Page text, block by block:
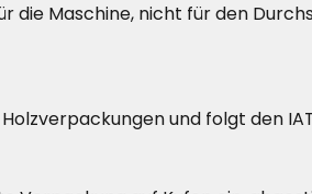
die Maschine, nicht für den
und folgt den